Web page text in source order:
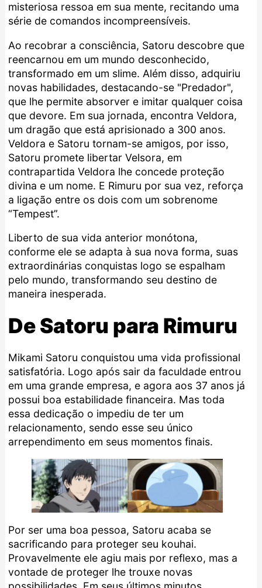
misteriosa ressoa em sua mente, recitando uma
série de comandos incompreensíveis.
Ao recobrar a consciência, Satoru descobre que
reencarnou em um mundo desconhecido,
transformado em um slime. Além disso, adquiriu
novas habilidades, destacando-se "Predador",
que lhe permite absorver e imitar qualquer coisa
que devore. Em sua jornada, encontra Veldora,
um dragão que está aprisionado a 300 anos.
Veldora e Satoru tornam-se amigos, por isso,
Satoru promete libertar Velsora, em
contrapartida Veldora lhe concede proteção
divina e um nome. E Rimuru por sua vez, reforça
a ligação entre os dois com um sobrenome
“Tempest”.
Liberto de sua vida anterior monótona,
conforme ele se adapta à sua nova forma, suas
extraordinárias conquistas logo se espalham
pelo mundo, transformando seu destino de
maneira inesperada.
De Satoru para Rimuru
Mikami Satoru conquistou uma vida profissional
satisfatória. Logo após sair da faculdade entrou
em uma grande empresa, e agora aos 37 anos já
possui boa estabilidade financeira. Mas toda
essa dedicação o impediu de ter um
relacionamento, sendo esse seu único
arrependimento em seus momentos finais.
Por ser uma boa pessoa, Satoru acaba se
sacrificando para proteger seu kouhai.
Provavelmente ele agiu mais por reflexo, mas a
vontade de proteger lhe trouxe novas